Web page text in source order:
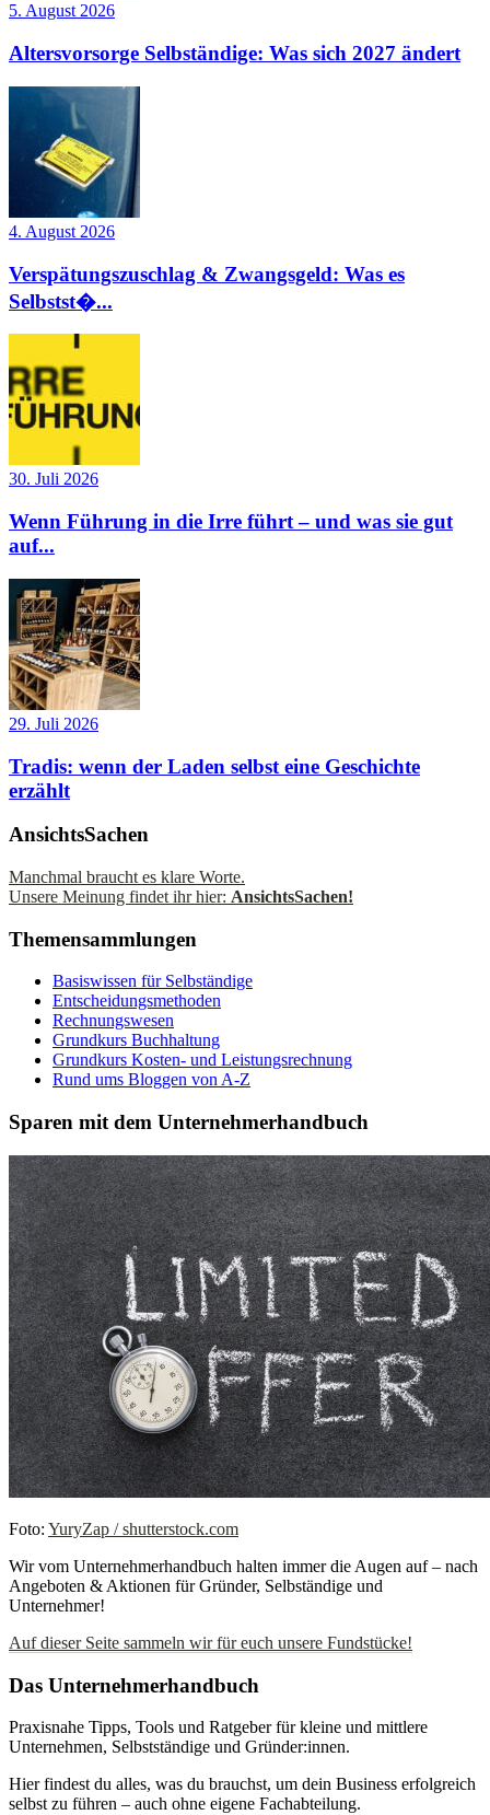
5. August 2026
Altersvorsorge Selbständige: Was sich 2027 ändert
4. August 2026
Verspätungszuschlag & Zwangsgeld: Was es
Selbstst�...
30. Juli 2026
Wenn Führung in die Irre führt – und was sie gut
auf...
29. Juli 2026
Tradis: wenn der Laden selbst eine Geschichte
erzählt
AnsichtsSachen
Manchmal braucht es klare Worte.
Unsere Meinung findet ihr hier: AnsichtsSachen!
Themensammlungen
Basiswissen für Selbständige
Entscheidungsmethoden
Rechnungswesen
Grundkurs Buchhaltung
Grundkurs Kosten- und Leistungsrechnung
Rund ums Bloggen von A-Z
Sparen mit dem Unternehmerhandbuch
Foto: YuryZap / shutterstock.com
Wir vom Unternehmerhandbuch halten immer die Augen auf – nach
Angeboten & Aktionen für Gründer, Selbständige und
Unternehmer!
Auf dieser Seite sammeln wir für euch unsere Fundstücke!
Das Unternehmerhandbuch
Praxisnahe Tipps, Tools und Ratgeber für kleine und mittlere
Unternehmen, Selbstständige und Gründer:innen.
Hier findest du alles, was du brauchst, um dein Business erfolgreich
selbst zu führen – auch ohne eigene Fachabteilung.